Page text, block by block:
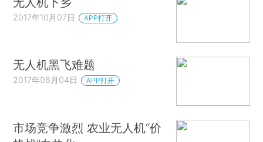
2017年10月07日 APP打开
无人机黑飞难题
2017年08月04日 APP打开
市场竞争激烈 农业无人机“价